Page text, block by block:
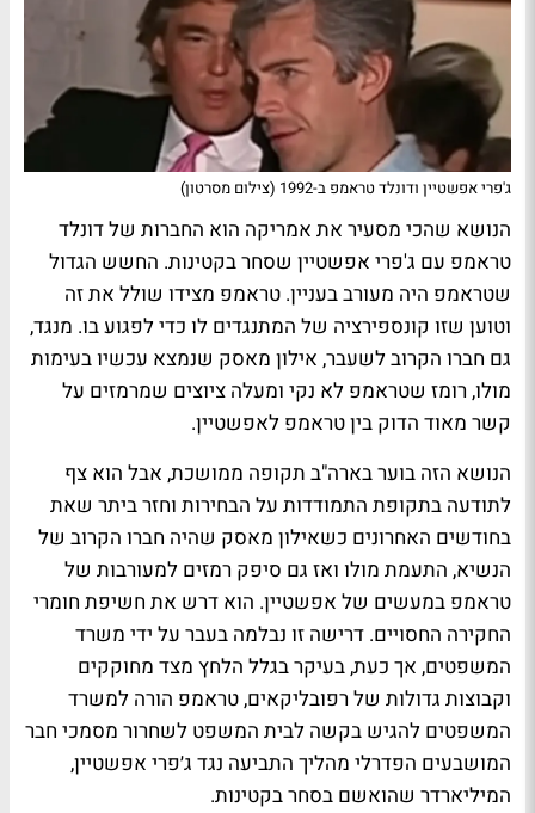
ג'פרי אפשטיין ודונלד טראמפ ב-1992 (צילום מסרטון)
הנושא שהכי מסעיר את אמריקה הוא החברות של דונלד
טראמפ עם ג'פרי אפשטיין שסחר בקטינות. החשש הגדול
שטראמפ היה מעורב בעניין. טראמפ מצידו שולל את זה
וטוען שזו קונספירציה של המתנגדים לו כדי לפגוע בו. מנגד,
גם חברו הקרוב לשעבר, אילון מאסק שנמצא עכשיו בעימות
מולו, רומז שטראמפ לא נקי ומעלה ציוצים שמרמזים על
קשר מאוד הדוק בין טראמפ לאפשטיין.
הנושא הזה בוער בארה"ב תקופה ממושכת, אבל הוא צף
לתודעה בתקופת התמודדות על הבחירות וחזר ביתר שאת
בחודשים האחרונים כשאילון מאסק שהיה חברו הקרוב של
הנשיא, התעמת מולו ואז גם סיפק רמזים למעורבות של
טראמפ במעשים של אפשטיין. הוא דרש את חשיפת חומרי
החקירה החסויים. דרישה זו נבלמה בעבר על ידי משרד
המשפטים, אך כעת, בעיקר בגלל הלחץ מצד מחוקקים
וקבוצות גדולות של רפובליקאים, טראמפ הורה למשרד
המשפטים להגיש בקשה לבית המשפט לשחרור מסמכי חבר
המושבעים הפדרלי מהליך התביעה נגד ג׳פרי אפשטיין,
המיליארדר שהואשם בסחר בקטינות.